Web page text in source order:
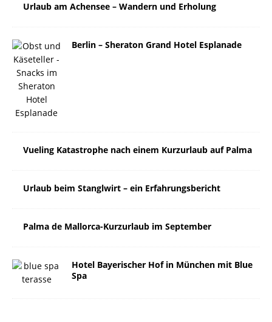
Urlaub am Achensee – Wandern und Erholung
Berlin – Sheraton Grand Hotel Esplanade
Vueling Katastrophe nach einem Kurzurlaub auf Palma
Urlaub beim Stanglwirt – ein Erfahrungsbericht
Palma de Mallorca-Kurzurlaub im September
Hotel Bayerischer Hof in München mit Blue
Spa